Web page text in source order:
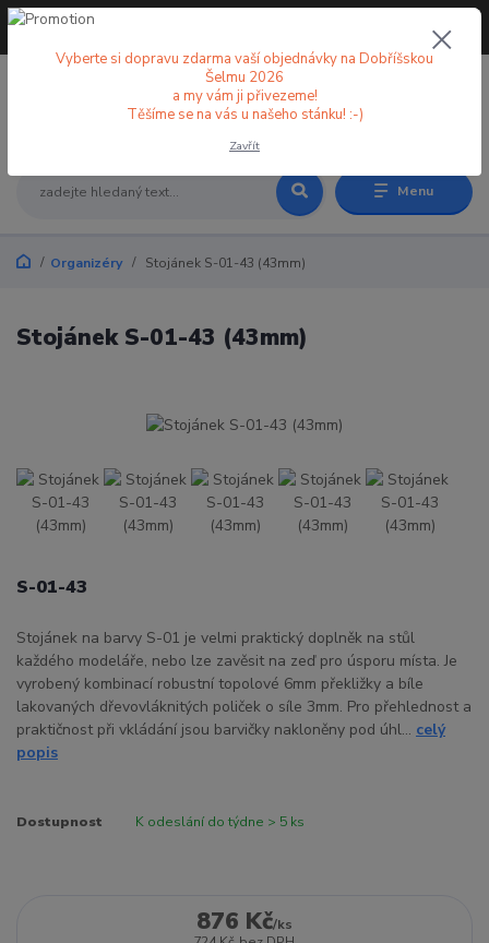
Menu
+420 773 998 582
Organizéry Stojánek S-01-43 (43mm)
Stojánek S-01-43 (43mm)
S-01-43
Stojánek na barvy S-01 je velmi praktický doplněk na stůl
každého modeláře, nebo lze zavěsit na zeď pro úsporu místa. Je
vyrobený kombinací robustní topolové 6mm překližky a bíle
lakovaných dřevovláknitých poliček o síle 3mm. Pro přehlednost a
praktičnost při vkládání jsou barvičky nakloněny pod úhl... celý
popis
Dostupnost K odeslání do týdne > 5 ks
876 Kč/ks
Vyberte si dopravu zdarma vaší objednávky na Dobříšskou
Šelmu 2026
a my vám ji přivezeme!
Těšíme se na vás u našeho stánku! :-)
Zavřít